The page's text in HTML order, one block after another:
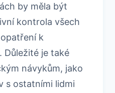
by měla být
kontrola všech
k
Důležité je také
návykům, jako
s ostatními lidmi